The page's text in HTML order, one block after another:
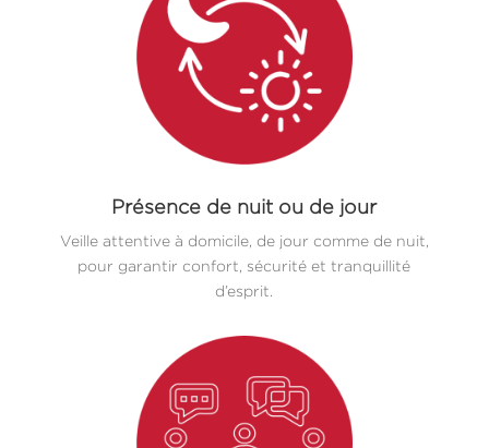
Présence de nuit ou de jour
Veille attentive à domicile, de jour comme de nuit,
pour garantir confort, sécurité et tranquillité
d’esprit.